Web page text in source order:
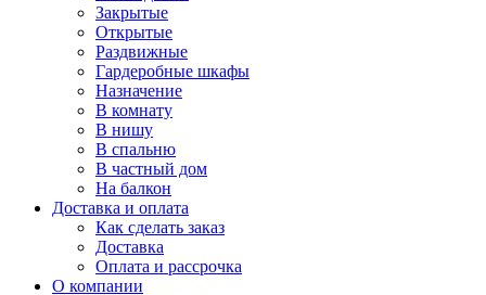
Закрытые
Открытые
Раздвижные
Гардеробные шкафы
Назначение
В комнату
В нишу
В спальню
В частный дом
На балкон
Доставка и оплата
Как сделать заказ
Доставка
Оплата и рассрочка
О компании